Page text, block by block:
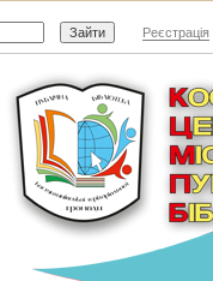
Реєстрація